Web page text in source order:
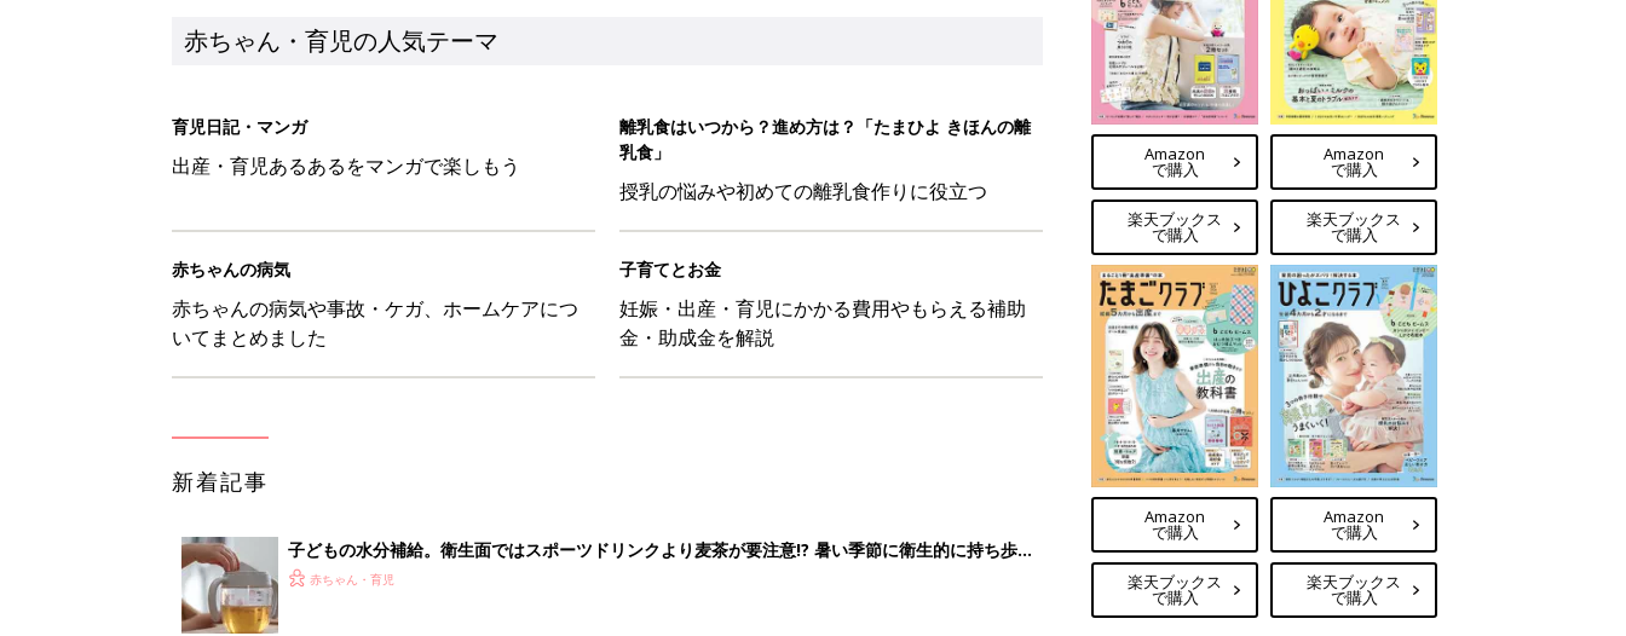
子どもの水分補給。衛生面ではスポーツドリンクより麦茶が要注意!? 暑い季節に衛生的に持ち歩
く3つのコツとは？【専門家監修】
赤ちゃん・育児
H＆М「セールでお買い得価格に！」「かわいくて一目ぼれ！」買うべき小物アイテム4選
赤ちゃん・育児
【3COINS】お外遊びのお供に！小さくたためてバッグに吊り下げられる「コンパクトレジャーシ
Amazon
で購入
楽天ブックス
で購入
Amazon
で購入
楽天ブックス
で購入
Amazon
で購入
楽天ブックス
で購入
Amazon
で購入
楽天ブックス
で購入